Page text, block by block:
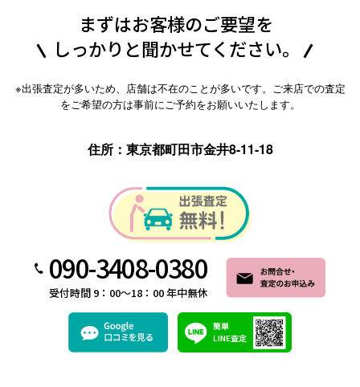
まずはお客様のご要望を
しっかりと聞かせてください。
※出張査定が多いため、店舗は不在のことが多いです。ご来店での査定
をご希望の方は事前にご予約をお願いいたします。
住所：東京都町田市金井8-11-18
090-3408-0380
受付時間 9：00～18：00 年中無休